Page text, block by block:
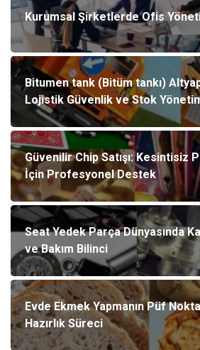
Kurumsal Şirketlerde Ofis
Bitumen tank (Bitüm tankı)
Lojistik Güvenlik ve Stok
Güvenilir Chip Satışı: Kesintisiz
İçin Profesyonel Destek
Seat Yedek Parça Dünyasında
ve Bakım Bilinci
Evde Ekmek Yapmanın Püf
Hazırlık Süreci